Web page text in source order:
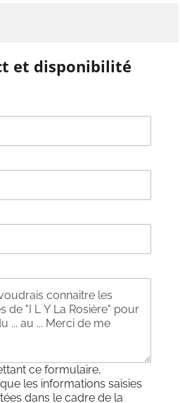
et disponibilité
ce formulaire,
les informations saisies
dans le cadre de la